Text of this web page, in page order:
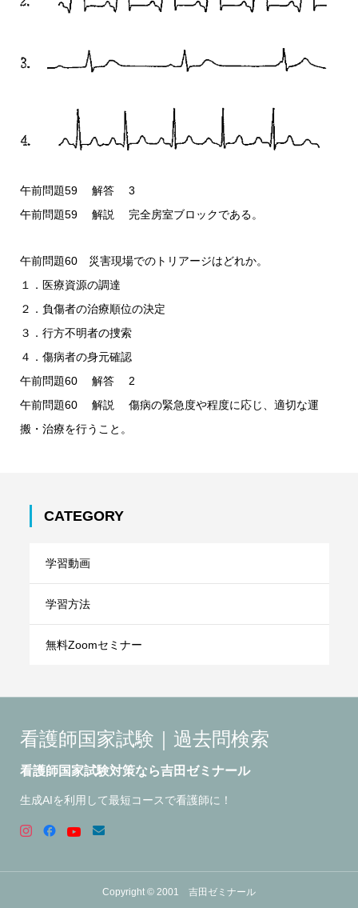
午前問題59 解答 3
午前問題59 解説 完全房室ブロックである。
午前問題60 災害現場でのトリアージはどれか。
１．医療資源の調達
２．負傷者の治療順位の決定
３．行方不明者の捜索
４．傷病者の身元確認
午前問題60 解答 2
午前問題60 解説 傷病の緊急度や程度に応じ、適切な運
搬・治療を行うこと。
CATEGORY
学習動画
学習方法
無料Zoomセミナー
看護師国家試験｜過去問検索
看護師国家試験対策なら吉田ゼミナール
生成AIを利用して最短コースで看護師に！
Copyright © 2001 吉田ゼミナール